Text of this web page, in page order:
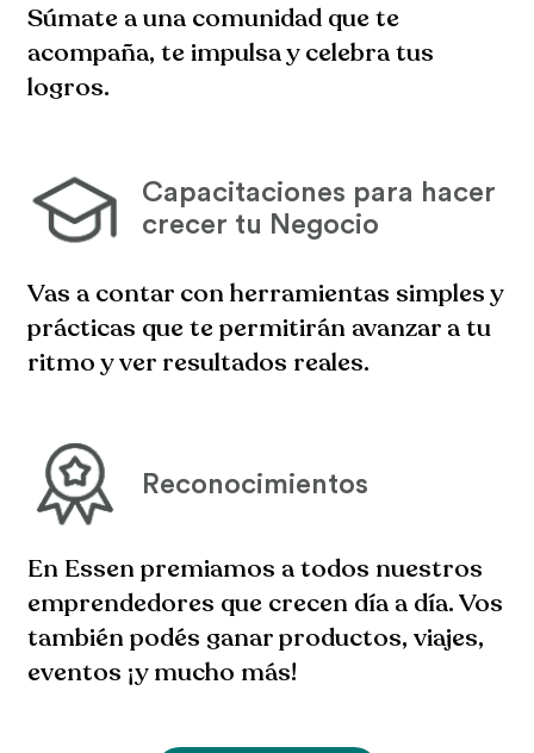
Súmate a una comunidad que te
acompaña, te impulsa y celebra tus
logros.
Capacitaciones para hacer
crecer tu Negocio
Vas a contar con herramientas simples y
prácticas que te permitirán avanzar a tu
ritmo y ver resultados reales.
Reconocimientos
En Essen premiamos a todos nuestros
emprendedores que crecen día a día. Vos
también podés ganar productos, viajes,
eventos ¡y mucho más!